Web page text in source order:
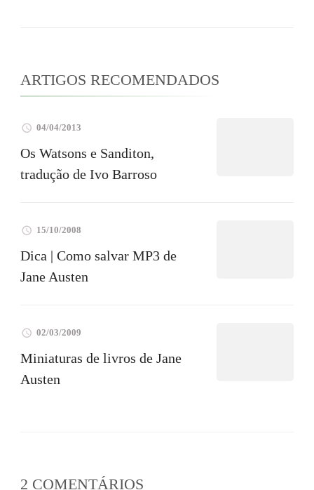
ARTIGOS RECOMENDADOS
04/04/2013
Os Watsons e Sanditon,
tradução de Ivo Barroso
15/10/2008
Dica | Como salvar MP3 de
Jane Austen
02/03/2009
Miniaturas de livros de Jane
Austen
2 COMENTÁRIOS